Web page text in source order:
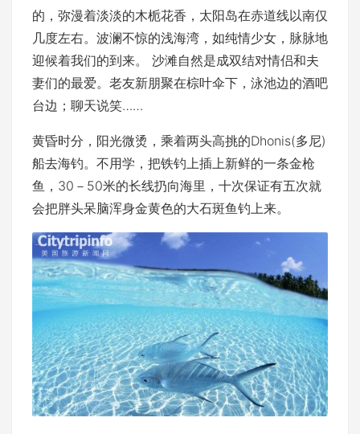
的，弥漫着淡淡的木栀花香，太阳岛在赤道线以南仅
几度左右。波澜不惊的浅海湾，如纯情少女，脉脉地
迎候着我们的到来。 沙滩自然是成双结对情侣和夫
妻们的最爱。老友新朋聚在棕叶伞下，泳池边的酒吧
台边；聊天说笑……
黄昏时分，阳光微烫，乘着两头高挑的Dhonis(多尼)
船去海钓。不用学，把铁钓上插上新鲜的一条金枪
鱼，30－50米的长线扔向海里，十次保证有五次就
会把胖头呆脑浑身金黄色的大石斑鱼钓上来。